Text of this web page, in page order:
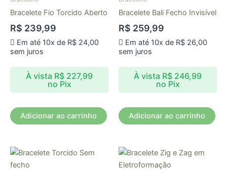
Bracelete Fio Torcido Aberto
R$ 239,99
Em até 10x de R$24,00
sem juros
À vista R$227,99
no Pix
Adicionar ao carrinho
Bracelete Bali Fecho Invisível
R$ 259,99
Em até 10x de R$26,00
sem juros
À vista R$246,99
no Pix
Adicionar ao carrinho